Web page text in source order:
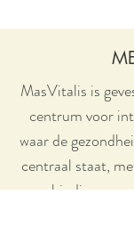
MasVitalis is
centrum voor
waar de
centraal staat,
verbinding en